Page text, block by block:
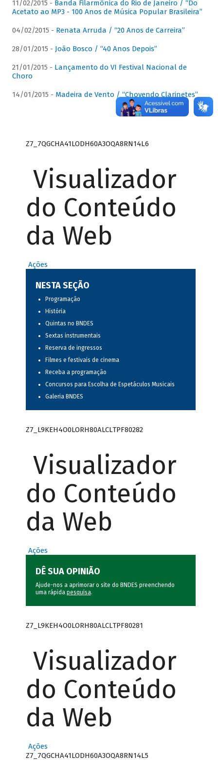
11/02/2015 - Banda Filarmônica do Rio de Janeiro / “Do
Acetato ao MP3 - 100 Anos de Música Popular Brasileira”
04/02/2015 - Renata Arruda / “20 Anos de Carreira”
28/01/2015 - João Bosco / “40 Anos Depois”
21/01/2015 - Lançamento do VI Festival Nacional de
Choro
14/01/2015 - Madeira de Vento / “Chovendo Clarinetes”
Z7_7QGCHA41LODH60A3OQA8RN14L6
Visualizador
do Conteúdo
da Web
Ações
NESTA SEÇÃO
Programação
História
Quintas no BNDES
Sextas instrumentais
Reserva de ingressos
Filmes e festivais de cinema
Receba a programação
Concursos para Escolha de Espetáculos Musicais
Galeria BNDES
Z7_L9KEH4O0LORH80ALCLTPF80282
Visualizador
do Conteúdo
da Web
Ações
DÊ SUA OPINIÃO
Ajude-nos a aprimorar o site do BNDES preenchendo
uma rápida pesquisa.
Z7_L9KEH4O0LORH80ALCLTPF80281
Visualizador
do Conteúdo
da Web
Ações
Z7_7QGCHA41LODH60A3OQA8RN14L5